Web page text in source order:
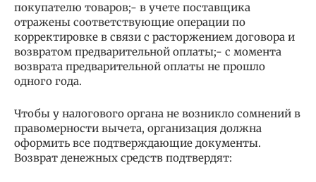
покупателю товаров;- в учете поставщика
отражены соответствующие операции по
корректировке в связи с расторжением договора и
возвратом предварительной оплаты;- с момента
возврата предварительной оплаты не прошло
одного года.
Чтобы у налогового органа не возникло сомнений в
правомерности вычета, организация должна
оформить все подтверждающие документы.
Возврат денежных средств подтвердят: